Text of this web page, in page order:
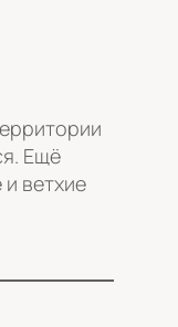
Ещё
ветхие